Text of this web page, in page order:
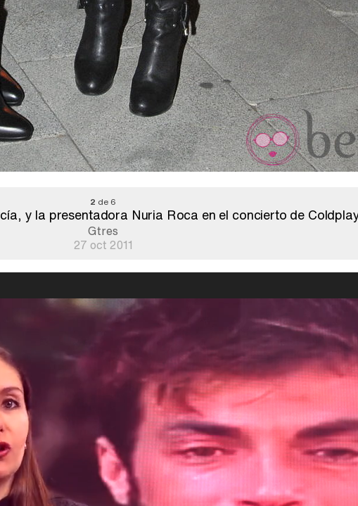
2 de 6
y la presentadora Nuria Roca en el concierto de
Gtres
27 oct 2011